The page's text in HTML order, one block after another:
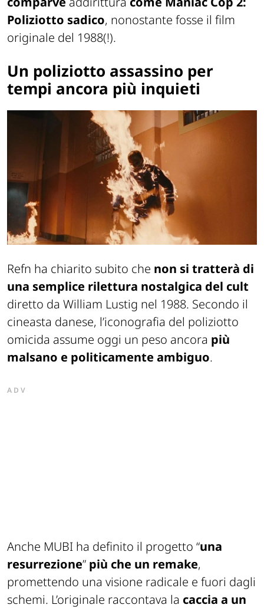
Poliziotto sadico, nonostante fosse il film
originale del 1988(!).
Un poliziotto assassino per
tempi ancora più inquieti
Refn ha chiarito subito che non si tratterà di
una semplice rilettura nostalgica del cult
diretto da William Lustig nel 1988. Secondo il
cineasta danese, l’iconografia del poliziotto
omicida assume oggi un peso ancora più
malsano e politicamente ambiguo.
ADV
Anche MUBI ha definito il progetto “una
resurrezione” più che un remake,
promettendo una visione radicale e fuori dagli
schemi. L’originale raccontava la caccia a un